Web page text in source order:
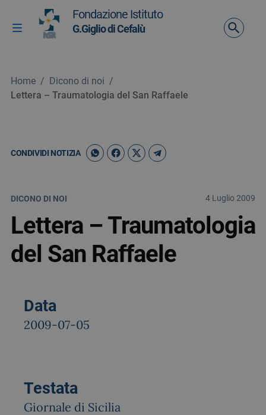
Vai ai contenuti
Vai al menu di navigazione
Vai al footer
Attiva / disattiva la navigazione
Fondazione Istituto
G.Giglio di Cefalù
Home / Dicono di noi /
Lettera – Traumatologia del San Raffaele
CONDIVIDI NOTIZIA
DICONO DI NOI 4 Luglio 2009
Lettera – Traumatologia
del San Raffaele
Data
2009-07-05
Testata
Giornale di Sicilia